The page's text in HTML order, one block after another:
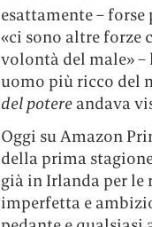
esattamente –
«ci sono altre forze
volontà del male» –
uomo più ricco del
del potere andava
Oggi su Amazon
della prima
già in Irlanda per le
imperfetta e